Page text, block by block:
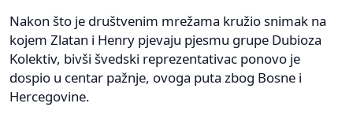
Nakon što je društvenim mrežama kružio snimak na
kojem Zlatan i Henry pjevaju pjesmu grupe Dubioza
Kolektiv, bivši švedski reprezentativac ponovo je
dospio u centar pažnje, ovoga puta zbog Bosne i
Hercegovine.